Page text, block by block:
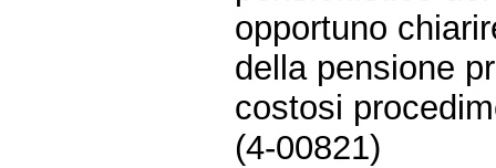
opportuno
della pensione
costosi
(4-00821)